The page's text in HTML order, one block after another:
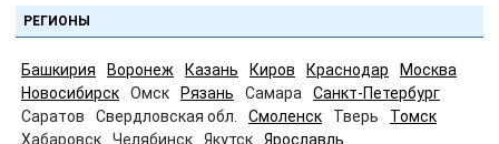
РЕГИОНЫ
Башкирия Воронеж Казань Киров Краснодар
Москва
Новосибирск
Омск Рязань Самара
Санкт-Петербург
Саратов
Свердловская обл. Смоленск Тверь
Томск
Хабаровск
Челябинск Якутск Ярославль